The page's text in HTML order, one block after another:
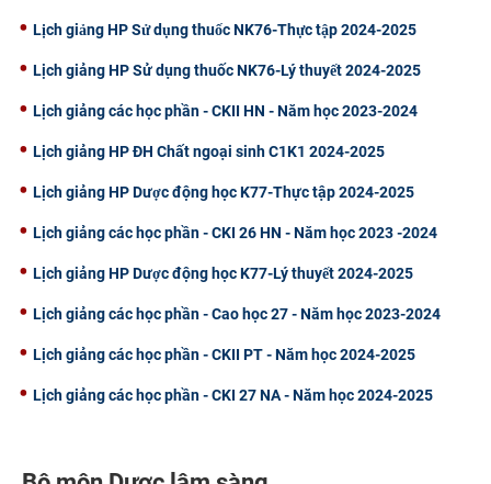
Lịch giảng HP Sử dụng thuốc NK76-Thực tập 2024-2025
Lịch giảng HP Sử dụng thuốc NK76-Lý thuyết 2024-2025
Lịch giảng các học phần - CKII HN - Năm học 2023-2024
Lịch giảng HP ĐH Chất ngoại sinh C1K1 2024-2025
Lịch giảng HP Dược động học K77-Thực tập 2024-2025
Lịch giảng các học phần - CKI 26 HN - Năm học 2023 -2024
Lịch giảng HP Dược động học K77-Lý thuyết 2024-2025
Lịch giảng các học phần - Cao học 27 - Năm học 2023-2024
Lịch giảng các học phần - CKII PT - Năm học 2024-2025
Lịch giảng các học phần - CKI 27 NA - Năm học 2024-2025